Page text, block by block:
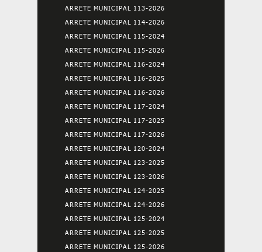
ARRETE MUNICIPAL 113-2026
ARRETE MUNICIPAL 114-2026
ARRETE MUNICIPAL 115-2024
ARRETE MUNICIPAL 115-2026
ARRETE MUNICIPAL 116-2024
ARRETE MUNICIPAL 116-2025
ARRETE MUNICIPAL 116-2026
ARRETE MUNICIPAL 117-2024
ARRETE MUNICIPAL 117-2025
ARRETE MUNICIPAL 117-2026
ARRETE MUNICIPAL 120-2024
ARRETE MUNICIPAL 123-2025
ARRETE MUNICIPAL 123-2026
ARRETE MUNICIPAL 124-2025
ARRETE MUNICIPAL 124-2026
ARRETE MUNICIPAL 125-2024
ARRETE MUNICIPAL 125-2025
ARRETE MUNICIPAL 125-2026